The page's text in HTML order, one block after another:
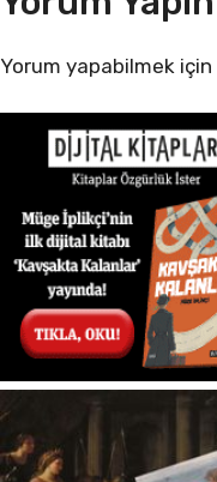
Yorum yapabilmek için